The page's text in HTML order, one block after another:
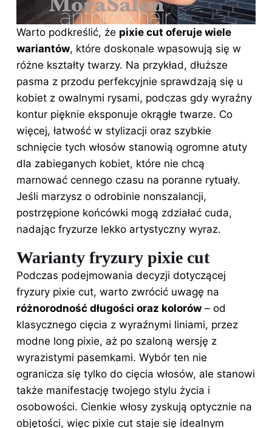
Warto podkreślić, że pixie cut oferuje wiele
wariantów, które doskonale wpasowują się w
różne kształty twarzy. Na przykład, dłuższe
pasma z przodu perfekcyjnie sprawdzają się u
kobiet z owalnymi rysami, podczas gdy wyraźny
kontur pięknie eksponuje okrągłe twarze. Co
więcej, łatwość w stylizacji oraz szybkie
schnięcie tych włosów stanowią ogromne atuty
dla zabieganych kobiet, które nie chcą
marnować cennego czasu na poranne rytuały.
Jeśli marzysz o odrobinie nonszalancji,
postrzępione końcówki mogą zdziałać cuda,
nadając fryzurze lekko artystyczny wyraz.
Warianty fryzury pixie cut
Podczas podejmowania decyzji dotyczącej
fryzury pixie cut, warto zwrócić uwagę na
różnorodność długości oraz kolorów – od
klasycznego cięcia z wyraźnymi liniami, przez
modne long pixie, aż po szaloną wersję z
wyrazistymi pasemkami. Wybór ten nie
ogranicza się tylko do cięcia włosów, ale stanowi
także manifestację twojego stylu życia i
osobowości. Cienkie włosy zyskują optycznie na
objętości, więc pixie cut staje się idealnym